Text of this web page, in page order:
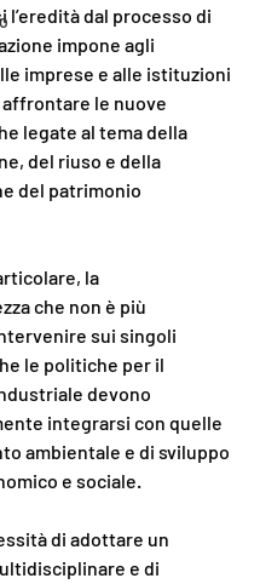
l’eredità dal processo di
impone agli
imprese e alle istituzioni
le nuove
legate al tema della
del riuso e della
del patrimonio
la
che non è più
sui singoli
le politiche per il
devono
integrarsi con quelle
ambientale e di sviluppo
e sociale.
di adottare un
e di